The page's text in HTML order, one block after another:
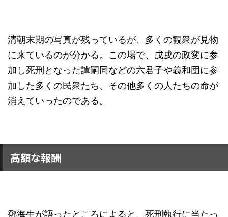
清朝末期の写真が残っているが、多くの観衆が見物
に来ているのが分かる。この場で、戊戌の政変に参
加し死刑となった譚嗣同などの六君子や義和団に参
加した多くの民衆たち、その他多くの人たちの命が
消えていったのである。
高額な報酬
鄧海生が語ったところによると、死刑執行に当たっ